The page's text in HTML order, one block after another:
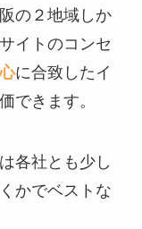
の２地域しか
イトのコンセ
に合致したイ
できます。
各社とも少し
かでベストな